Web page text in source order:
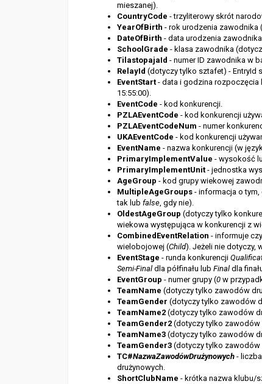
mieszanej).
CountryCode - trzyliterowy skrót
YearOfBirth - rok urodzenia zawodnika
DateOfBirth - data urodzenia
SchoolGrade - klasa zawodnika
TilastopajaId - numer ID zawodnika w
RelayId (dotyczy tylko sztafet) - EntryId
EventStart - data i godzina rozpoczęcia
15:55:00).
EventCode - kod konkurencji.
PZLAEventCode - kod konkurencji
PZLAEventCodeNum - numer
UKAEventCode - kod konkurencji
EventName - nazwa konkurencji (w
PrimaryImplementValue - wysokość
PrimaryImplementUnit - jednostka
AgeGroup - kod grupy wiekowej
MultipleAgeGroups - informacja o
tak lub false, gdy nie).
OldestAgeGroup (dotyczy tylko
wiekowa występująca w konkurencji z
CombinedEventRelation - informuje
wielobojowej (Child). Jeżeli nie dotyczy,
EventStage - runda konkurencji
Semi-Final dla półfinału lub Final dla
EventGroup - numer grupy (0 w
TeamName (dotyczy tylko zawodów
TeamGender (dotyczy tylko zawodów
TeamName2 (dotyczy tylko zawodów
TeamGender2 (dotyczy tylko zawodów
TeamName3 (dotyczy tylko zawodów
TeamGender3 (dotyczy tylko zawodów
TC#NazwaZawodówDrużynowych -
drużynowych.
ShortClubName - krótka nazwa klubu/